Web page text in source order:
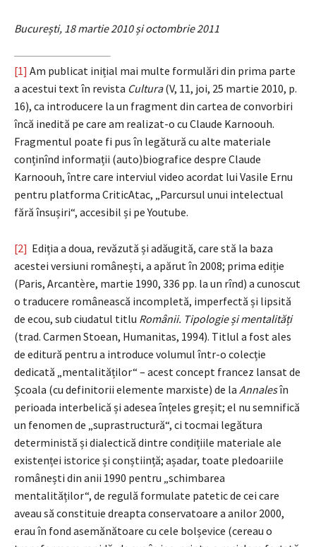
București, 18 martie 2010 și octombrie 2011
[1] Am publicat inițial mai multe formulări din prima parte
a acestui text în revista Cultura(V, 11, joi, 25 martie 2010, p.
16), ca introducere la un fragment din cartea de convorbiri
încă inedită pe care am realizat-o cu Claude Karnoouh.
Fragmentul poate fi pus în legătură cu alte materiale
conținînd informații (auto)biografice despre Claude
Karnoouh, între care interviul video acordat lui Vasile Ernu
pentru platforma CriticAtac, „Parcursul unui intelectual
fără însușiri“, accesibil și pe Youtube.
[2] Ediția a doua, revăzută și adăugită, care stă la baza
acestei versiuni românești, a apărut în 2008; prima ediție
(Paris, Arcantère, martie 1990, 336 pp. la un rînd) a cunoscut
o traducere românească incompletă, imperfectă și lipsită
de ecou, sub ciudatul titlu Românii. Tipologie și mentalități
(trad. Carmen Stoean, Humanitas, 1994). Titlul a fost ales
de editură pentru a introduce volumul într-o colecție
dedicată „mentalităților“ – acest concept francez lansat de
Școala (cu definitorii elemente marxiste) de la Annalesîn
perioada interbelică și adesea înțeles greșit; el nu semnifică
un fenomen de „suprastructură“, ci tocmai legătura
deterministă și dialectică dintre condițiile materiale ale
existenței istorice și conștiință; așadar, toate pledoariile
românești din anii 1990 pentru „schimbarea
mentalităților“, de regulă formulate patetic de cei care
aveau să constituie dreapta conservatoare a anilor 2000,
erau în fond asemănătoare cu cele bolșevice (cereau o